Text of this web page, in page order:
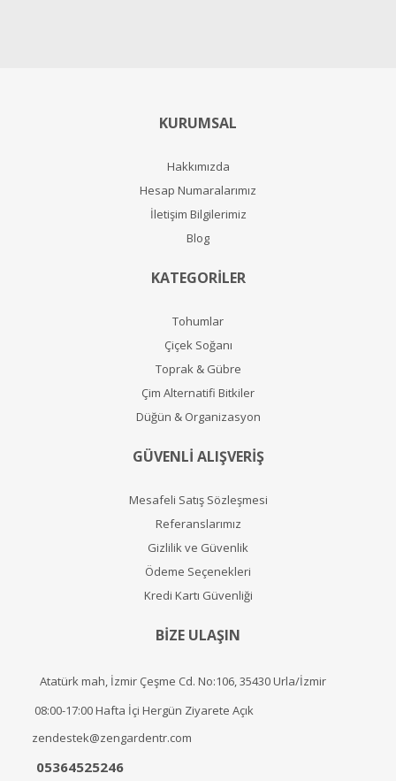
KURUMSAL
Hakkımızda
Hesap Numaralarımız
İletişim Bilgilerimiz
Blog
KATEGORİLER
Tohumlar
Çiçek Soğanı
Toprak & Gübre
Çim Alternatifi Bitkiler
Düğün & Organizasyon
GÜVENLİ ALIŞVERİŞ
Mesafeli Satış Sözleşmesi
Referanslarımız
Gizlilik ve Güvenlik
Ödeme Seçenekleri
Kredi Kartı Güvenliği
BİZE ULAŞIN
Atatürk mah, İzmir Çeşme Cd. No:106, 35430 Urla/İzmir
08:00-17:00 Hafta İçi Hergün Ziyarete Açık
zendestek@zengardentr.com
05364525246